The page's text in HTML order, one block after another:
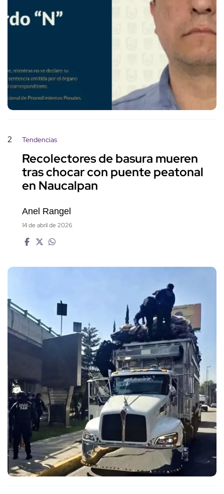
2 Tendencias
Recolectores de basura mueren
tras chocar con puente peatonal
en Naucalpan
Anel Rangel
14 de abril de 2026